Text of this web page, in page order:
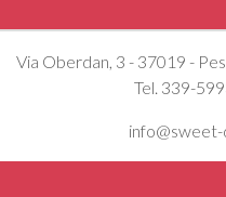
Via Oberdan, 3 - 37019 -
Tel. 339-